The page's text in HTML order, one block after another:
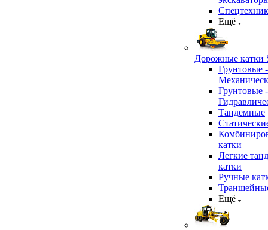
Ещё
Дорожные катки
Грунтовые -
Грунтовые -
Тандемные
катки
Легкие
катки
Ручные
Ещё